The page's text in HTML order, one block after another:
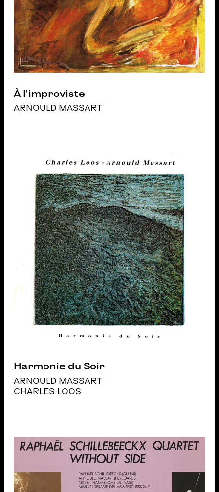
À l’improviste
ARNOULD MASSART
Harmonie du Soir
ARNOULD MASSART
CHARLES LOOS